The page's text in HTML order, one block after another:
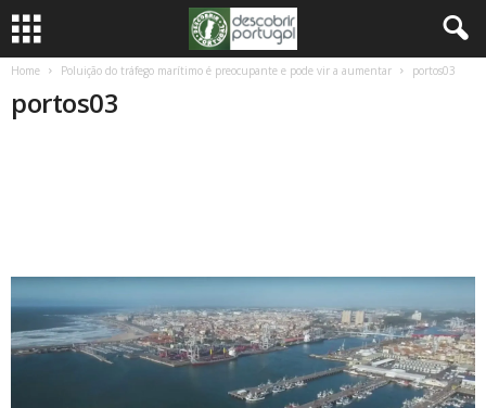
Home Poluição do tráfego marítimo é preocupante e pode vir a aumentar portos03
portos03